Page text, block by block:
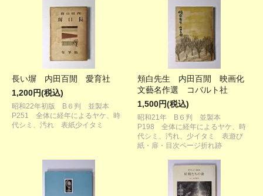
長い塀 内田百閒 愛育社
1,200円(税込)
昭和22年初版 B６判 並製本
P251 全体に経年によるヤケ、時
代シミ、汚れ 表紙少イタミ
頬白先生 内田百閒 映画化
文藝名作選 コバルト社
1,500円(税込)
昭和21年 B６判 並製本
P198 全体に経年によるヤケ、時
代シミ、汚れ、少イタミ 表遊び
紙・扉・目次ページ折れ跡